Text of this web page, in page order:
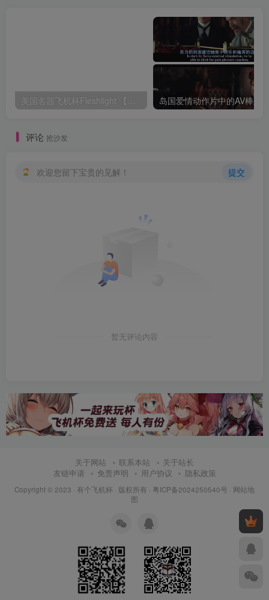
美国名器飞机杯Fleshlight 【Quickshot-Vantage 双头飞机杯】完全评测
评论 抢沙发
欢迎您留下宝贵的见解！ 提交
暂无评论内容
关于网站 联系本站
关于站长
友链申请
免责声明 用户协议 隐私政策
Copyright © 2023 · 有个飞机杯 · 版权所有 · 粤ICP备2024250540号 · 网站地
图